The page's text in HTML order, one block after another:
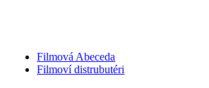
Filmová Abeceda
Filmoví distrubutéri